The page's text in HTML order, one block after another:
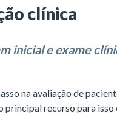
clínica
inicial e exame
na avaliação de
principal recurso para isso